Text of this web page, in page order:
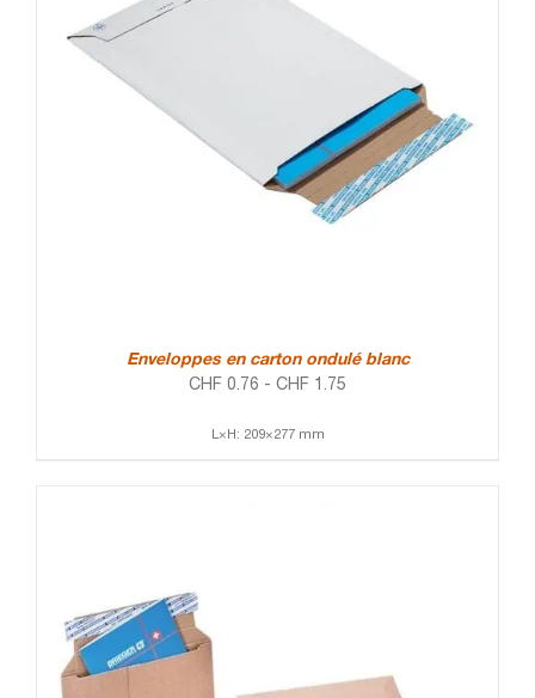
Enveloppes en carton ondulé blanc
CHF 0.76 - CHF 1.75
L×H: 209×277 mm